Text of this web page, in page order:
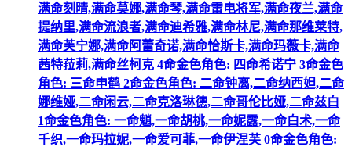
满命刻晴,满命莫娜,满命琴,满命雷电将军,满命夜兰,满命
提纳里,满命流浪者,满命迪希雅,满命林尼,满命那维莱特,
满命芙宁娜,满命阿蕾奇诺,满命恰斯卡,满命玛薇卡,满命
茜特菈莉,满命丝柯克 4命金色角色: 四命希诺宁 3命金色
角色: 三命申鹤 2命金色角色: 二命钟离,二命纳西妲,二命
娜维娅,二命闲云,二命克洛琳德,二命哥伦比娅,二命兹白
1命金色角色: 一命魈,一命胡桃,一命妮露,一命白术,一命
千织,一命玛拉妮,一命爱可菲,一命伊涅芙 0命金色角色: